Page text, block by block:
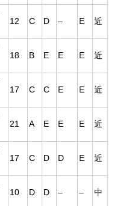
12 C D – E 近
18 B E E E 近
17 C C E E 近
21 A E E E 近
17 C D D E 近
10 D D – – 中